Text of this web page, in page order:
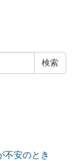
不安のとき